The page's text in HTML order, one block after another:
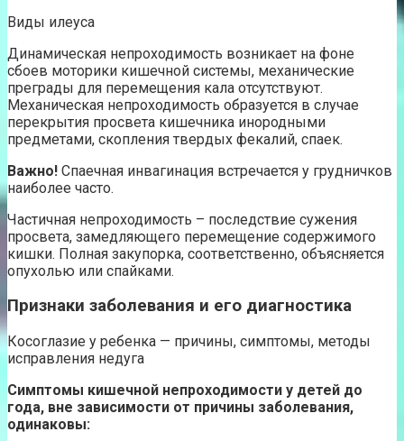
Виды илеуса
Динамическая непроходимость возникает на фоне
сбоев моторики кишечной системы, механические
преграды для перемещения кала отсутствуют.
Механическая непроходимость образуется в случае
перекрытия просвета кишечника инородными
предметами, скопления твердых фекалий, спаек.
Важно! Спаечная инвагинация встречается у грудничков
наиболее часто.
Частичная непроходимость – последствие сужения
просвета, замедляющего перемещение содержимого
кишки. Полная закупорка, соответственно, объясняется
опухолью или спайками.
Признаки заболевания и его диагностика
Косоглазие у ребенка — причины, симптомы, методы
исправления недуга
Симптомы кишечной непроходимости у детей до
года, вне зависимости от причины заболевания,
одинаковы: